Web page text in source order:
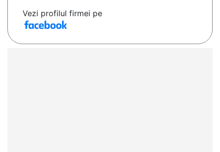
Vezi profilul firmei pe